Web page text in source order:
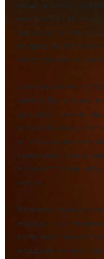
нищеты к нам
местность шли, чтоб
выращивать. Обычно
по двое, а в тот
вахту усиленным
Если кого заметил,
сигнал. Прицельной
два раза – ко мне.
задержать всех, кто
и передать их, кому
тревожную группу,
забирают, а нам надо
нести.
В начале службы я
наряда, потом
когда некоторые
младшими ко мне